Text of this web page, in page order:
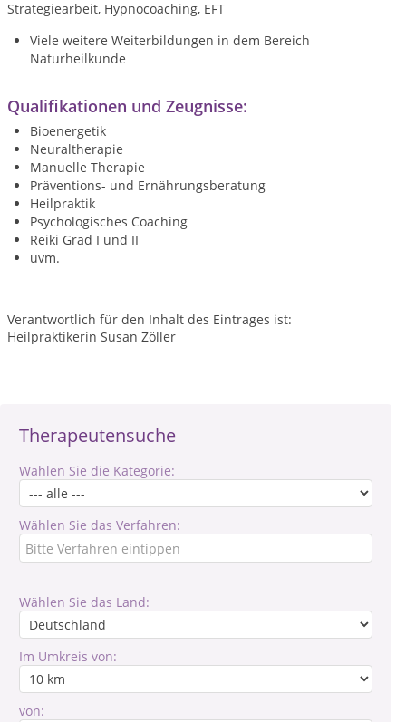
Therapeutensuche
Wählen Sie die Kategorie:
Wählen Sie das Verfahren:
Wählen Sie das Land:
Im Umkreis von:
von:
Strategiearbeit, Hypnocoaching, EFT
Viele weitere Weiterbildungen in dem Bereich
Naturheilkunde
Qualifikationen und Zeugnisse:
Bioenergetik
Neuraltherapie
Manuelle Therapie
Präventions- und Ernährungsberatung
Heilpraktik
Psychologisches Coaching
Reiki Grad I und II
uvm.
Verantwortlich für den Inhalt des Eintrages ist:
Heilpraktikerin Susan Zöller